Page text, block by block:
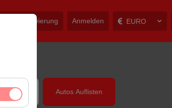
Reservierung Anmelden EURO
Autos Auflisten